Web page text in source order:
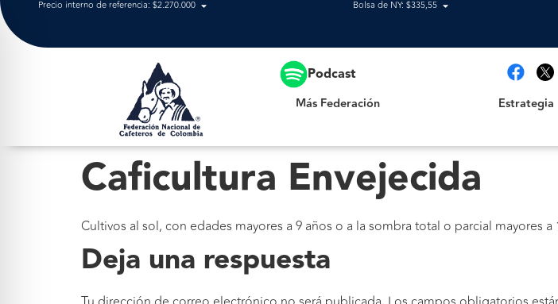
Precio interno de referencia: $2.270.000 Bolsa de NY: $335,55
Podcast
Más Federación Estrategia
Caficultura Envejecida
Cultivos al sol, con edades mayores a 9 años o a la sombra total o parcial mayores a
Deja una respuesta